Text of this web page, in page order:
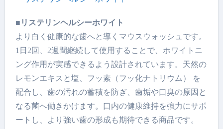
■リステリンヘルシーホワイト
より白く健康的な歯へと導くマウスウォッシュです。
1日2回、2週間継続して使用することで、ホワイトニ
ング作用が実感できるよう設計されています。天然の
レモンエキスと塩、フッ素（フッ化ナトリウム） を
配合し、歯の汚れの蓄積を防ぎ、歯垢や口臭の原因と
なる菌へ働きかけます。口内の健康維持を強力にサポ
ートし、より強い歯の形成も期待できる商品です。